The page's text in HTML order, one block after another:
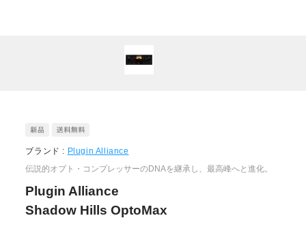
ブランド : Plugin Alliance
伝説的オプト・コンプレッサーのDNAを継承し、最高峰へと進化。
Plugin Alliance
Shadow Hills OptoMax